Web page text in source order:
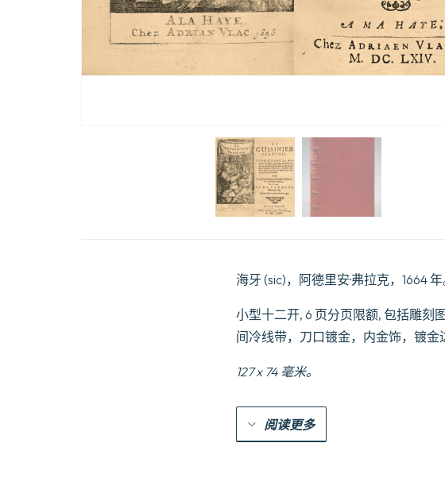
海牙 (sic)，阿德里安·弗拉克，1664 年
小型十二开, 6 页分页限额, 包括雕刻
间冷线带，刀口镀金，内金饰，镀金
127 x 74 毫米。
阅读更多